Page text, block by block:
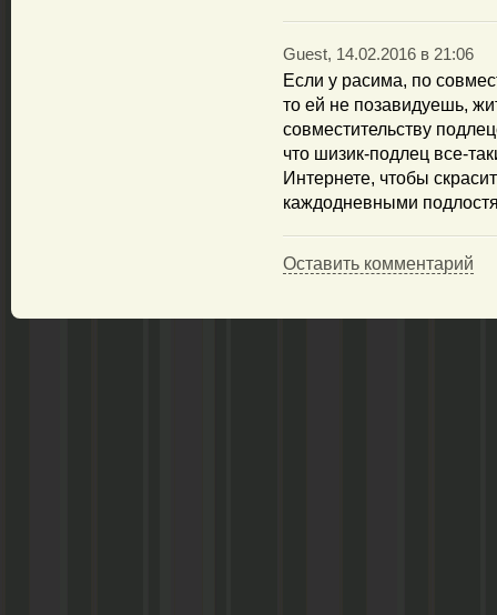
Guest, 14.02.2016 в 21:06
Если у расима, по
то ей не позавидуешь,
совместительству
что шизик-подлец все-
Интернете, чтобы
каждодневными
Оставить комментарий